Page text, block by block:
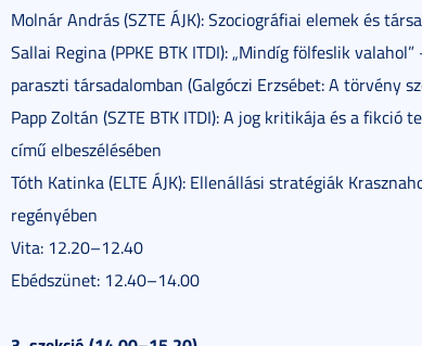
Molnár András (SZTE ÁJK): Szociográfiai elemek és
Sallai Regina (PPKE BTK ITDI): „Mindíg fölfeslik
paraszti társadalomban (Galgóczi Erzsébet: A törvény
Papp Zoltán (SZTE BTK ITDI): A jog kritikája és a
című elbeszélésében
Tóth Katinka (ELTE ÁJK): Ellenállási stratégiák
regényében
Vita: 12.20–12.40
Ebédszünet: 12.40–14.00